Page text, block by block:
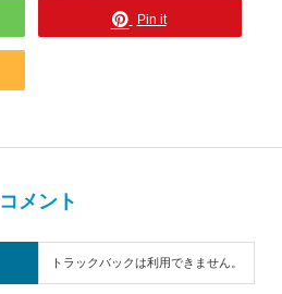
Pin it
コメント
トラックバックは利用できません。